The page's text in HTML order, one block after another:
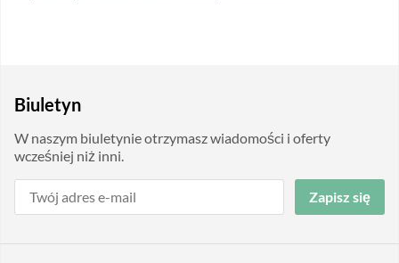
Biuletyn
W naszym biuletynie otrzymasz wiadomości i oferty
wcześniej niż inni.
Zapisz się